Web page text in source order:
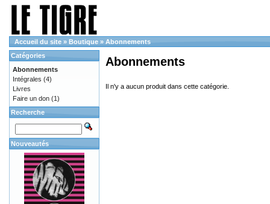
Accueil du site » Boutique » Abonnements
Abonnements
Il n'y a aucun produit dans cette catégorie.
Catégories
Abonnements
Intégrales (4)
Livres
Faire un don (1)
Recherche
Nouveautés